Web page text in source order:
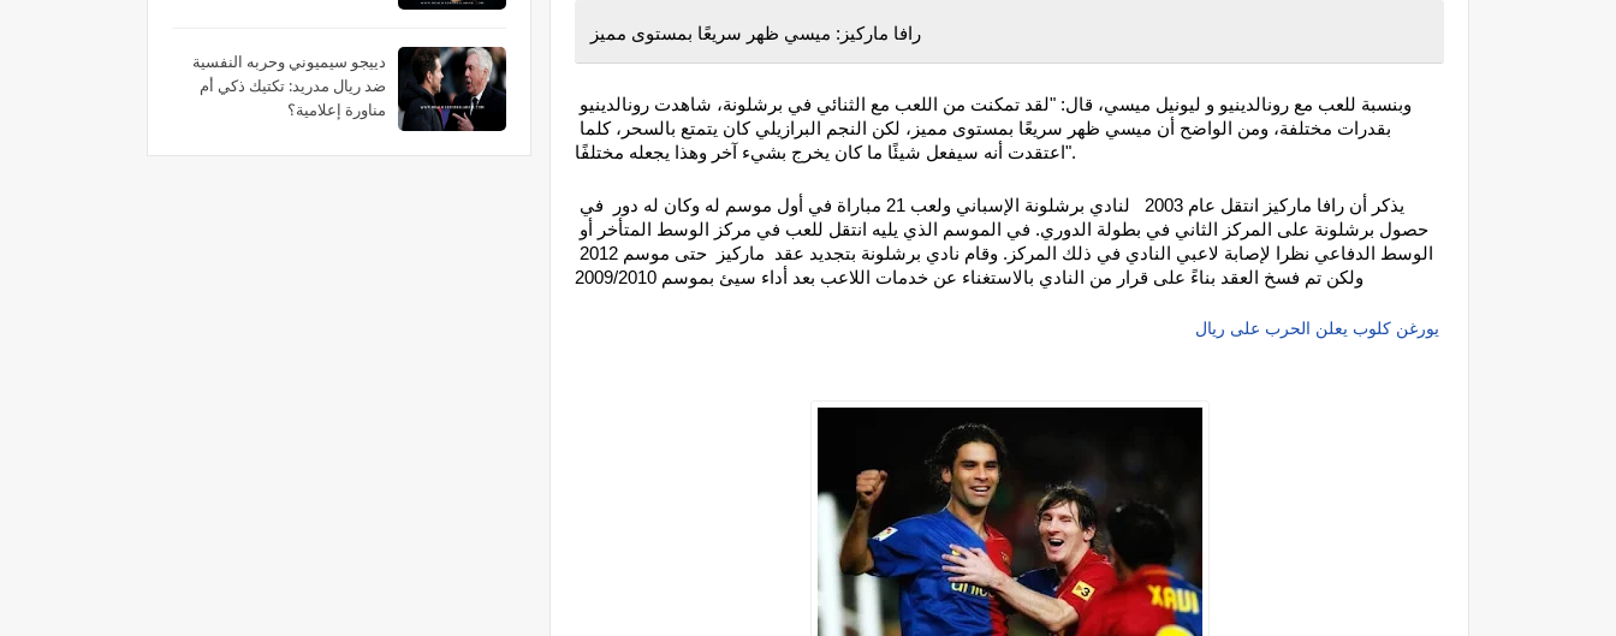
رافا ماركيز: ميسي ظهر سريعًا بمستوى مميز
اعتقدت أنه سيفعل شيئًا ما كان يخرج بشيء آخر وهذا يجعله مختلفًا".
ولكن تم فسخ العقد بناءً على قرار من النادي بالاستغناء عن خدمات اللاعب بعد أداء سيئ بموسم 2009/2010
يورغن كلوب يعلن الحرب على ريال
دييجو سيميوني وحربه النفسية
ضد ريال مدريد: تكتيك ذكي أم
مناورة إعلامية؟